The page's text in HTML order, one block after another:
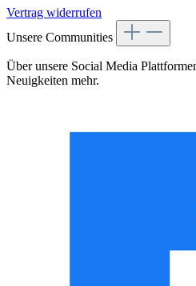
Vertrag widerrufen
Unsere Communities
Über unsere Social Media
Neuigkeiten mehr.